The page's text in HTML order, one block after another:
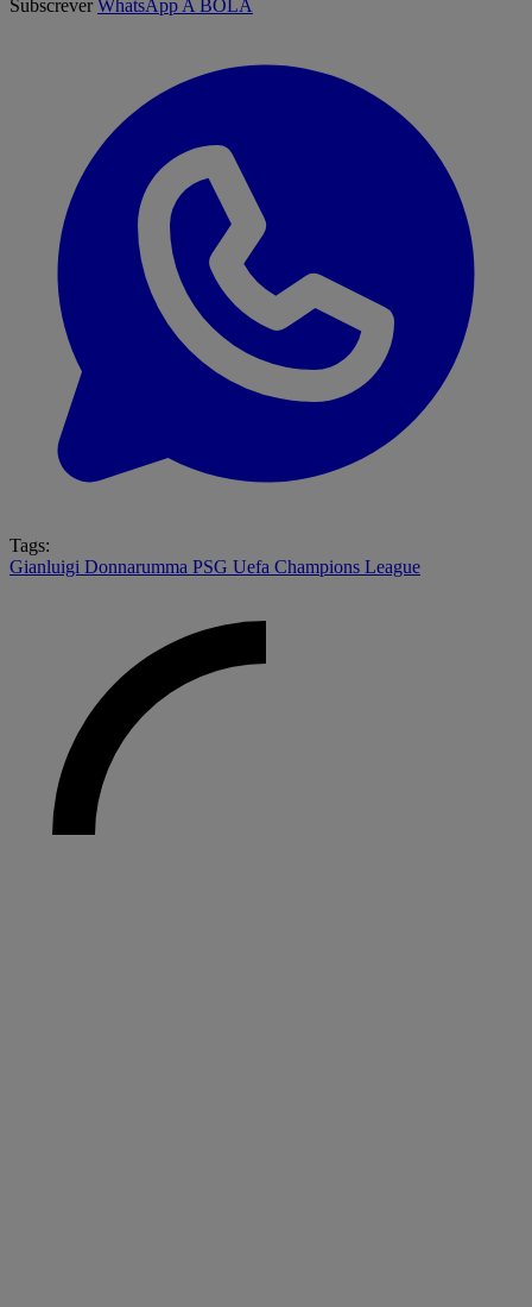
Subscrever WhatsApp A BOLA
Tags:
Gianluigi Donnarumma PSG Uefa Champions League